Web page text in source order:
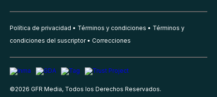
Política de privacidad Términos y condiciones
Términos y
condiciones del suscriptor
Correcciones
©2026 GFR Media, Todos los Derechos Reservados.